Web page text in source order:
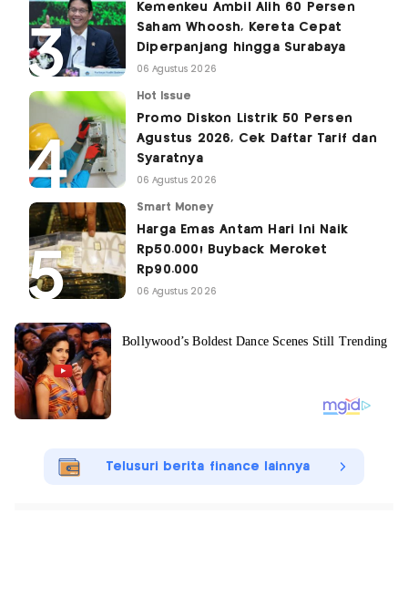
Kemenkeu Ambil Alih 60 Persen
Saham Whoosh, Kereta Cepat
Diperpanjang hingga Surabaya
06 Agustus 2026
Hot Issue
Promo Diskon Listrik 50 Persen
Agustus 2026, Cek Daftar Tarif dan
Syaratnya
06 Agustus 2026
Smart Money
Harga Emas Antam Hari Ini Naik
Rp50.000! Buyback Meroket
Rp90.000
06 Agustus 2026
Telusuri berita finance lainnya